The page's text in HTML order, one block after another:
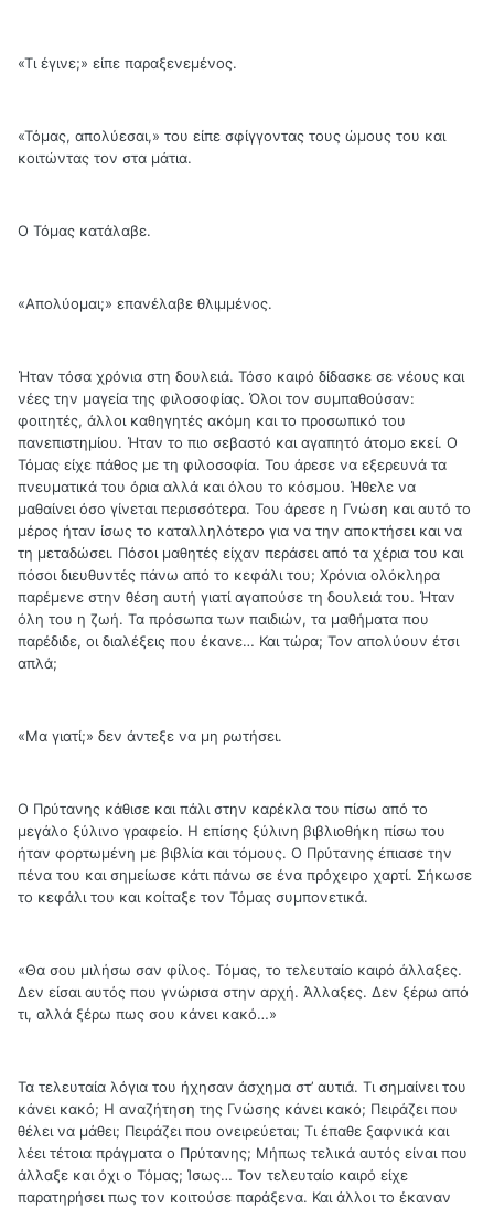
«Τι έγινε;» είπε παραξενεμένος.
«Τόμας, απολύεσαι,» του είπε σφίγγοντας τους ώμους του και
κοιτώντας τον στα μάτια.
Ο Τόμας κατάλαβε.
«Απολύομαι;» επανέλαβε θλιμμένος.
Ήταν τόσα χρόνια στη δουλειά. Τόσο καιρό δίδασκε σε νέους και
νέες την μαγεία της φιλοσοφίας. Όλοι τον συμπαθούσαν:
φοιτητές, άλλοι καθηγητές ακόμη και το προσωπικό του
πανεπιστημίου. Ήταν το πιο σεβαστό και αγαπητό άτομο εκεί. Ο
Τόμας είχε πάθος με τη φιλοσοφία. Του άρεσε να εξερευνά τα
πνευματικά του όρια αλλά και όλου το κόσμου. Ήθελε να
μαθαίνει όσο γίνεται περισσότερα. Του άρεσε η Γνώση και αυτό το
μέρος ήταν ίσως το καταλληλότερο για να την αποκτήσει και να
τη μεταδώσει. Πόσοι μαθητές είχαν περάσει από τα χέρια του και
πόσοι διευθυντές πάνω από το κεφάλι του; Χρόνια ολόκληρα
παρέμενε στην θέση αυτή γιατί αγαπούσε τη δουλειά του. Ήταν
όλη του η ζωή. Τα πρόσωπα των παιδιών, τα μαθήματα που
παρέδιδε, οι διαλέξεις που έκανε… Και τώρα; Τον απολύουν έτσι
απλά;
«Μα γιατί;» δεν άντεξε να μη ρωτήσει.
Ο Πρύτανης κάθισε και πάλι στην καρέκλα του πίσω από το
μεγάλο ξύλινο γραφείο. Η επίσης ξύλινη βιβλιοθήκη πίσω του
ήταν φορτωμένη με βιβλία και τόμους. Ο Πρύτανης έπιασε την
πένα του και σημείωσε κάτι πάνω σε ένα πρόχειρο χαρτί. Σήκωσε
το κεφάλι του και κοίταξε τον Τόμας συμπονετικά.
«Θα σου μιλήσω σαν φίλος. Τόμας, το τελευταίο καιρό άλλαξες.
Δεν είσαι αυτός που γνώρισα στην αρχή. Άλλαξες. Δεν ξέρω από
τι, αλλά ξέρω πως σου κάνει κακό…»
Τα τελευταία λόγια του ήχησαν άσχημα στ’ αυτιά. Τι σημαίνει του
κάνει κακό; Η αναζήτηση της Γνώσης κάνει κακό; Πειράζει που
θέλει να μάθει; Πειράζει που ονειρεύεται; Τι έπαθε ξαφνικά και
λέει τέτοια πράγματα ο Πρύτανης; Μήπως τελικά αυτός είναι που
άλλαξε και όχι ο Τόμας; Ίσως… Τον τελευταίο καιρό είχε
παρατηρήσει πως τον κοιτούσε παράξενα. Και άλλοι το έκαναν